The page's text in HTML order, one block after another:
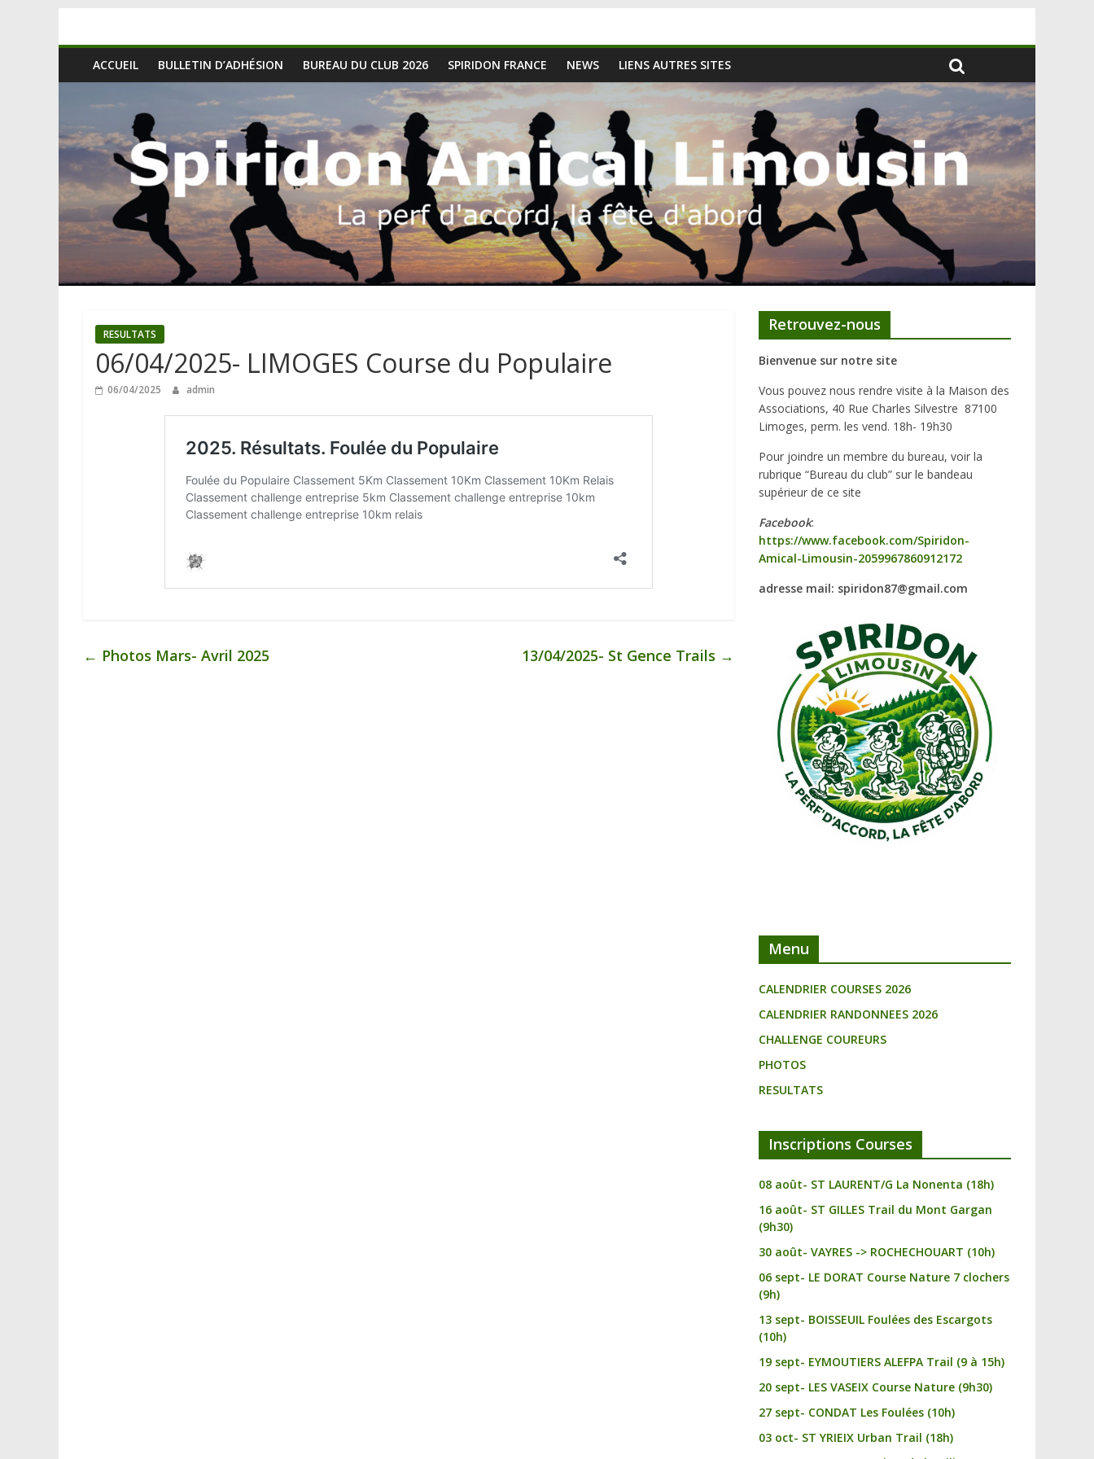
ACCUEIL BULLETIN D’ADHÉSION BUREAU DU CLUB 2026 SPIRIDON FRANCE NEWS LIENS AUTRES SITES
RESULTATS
06/04/2025- LIMOGES Course du Populaire
06/04/2025 admin
← Photos Mars- Avril 2025 13/04/2025- St Gence Trails →
Retrouvez-nous
Bienvenue sur notre site
Vous pouvez nous rendre visite à la Maison des
Associations, 40 Rue Charles Silvestre 87100
Limoges, perm. les vend. 18h- 19h30
Pour joindre un membre du bureau, voir la
rubrique “Bureau du club” sur le bandeau
supérieur de ce site
Facebook:
https://www.facebook.com/Spiridon-
Amical-Limousin-2059967860912172
adresse mail: spiridon87@gmail.com
Menu
CALENDRIER COURSES 2026
CALENDRIER RANDONNEES 2026
CHALLENGE COUREURS
PHOTOS
RESULTATS
Inscriptions Courses
08 août- ST LAURENT/G La Nonenta (18h)
16 août- ST GILLES Trail du Mont Gargan
(9h30)
30 août- VAYRES -> ROCHECHOUART (10h)
06 sept- LE DORAT Course Nature 7 clochers
(9h)
13 sept- BOISSEUIL Foulées des Escargots
(10h)
19 sept- EYMOUTIERS ALEFPA Trail (9 à 15h)
20 sept- LES VASEIX Course Nature (9h30)
27 sept- CONDAT Les Foulées (10h)
03 oct- ST YRIEIX Urban Trail (18h)